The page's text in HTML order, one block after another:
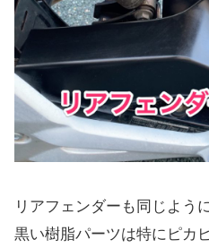
リアフェンダーも同じよう
黒い樹脂パーツは特にピカ